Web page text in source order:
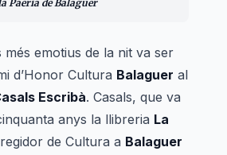
Paeria de Balaguer
més emotius de la nit va ser
d’Honor Cultura Balaguer al
Escribà. Casals, que va
anys la llibreria La
de Cultura a Balaguer